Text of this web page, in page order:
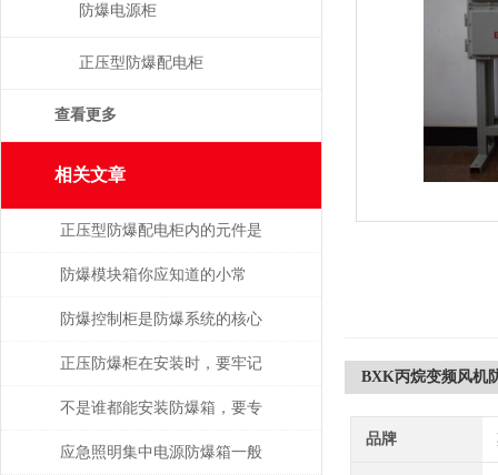
BXK丙烷变频风机
品牌
防爆电源柜
正压型防爆配电柜
查看更多
相关文章
正压型防爆配电柜内的元件是
如何安装的
防爆模块箱你应知道的小常
识！
防爆控制柜是防爆系统的核心
部分
正压防爆柜在安装时，要牢记
以下5点！
不是谁都能安装防爆箱，要专
业人士才行
应急照明集中电源防爆箱一般